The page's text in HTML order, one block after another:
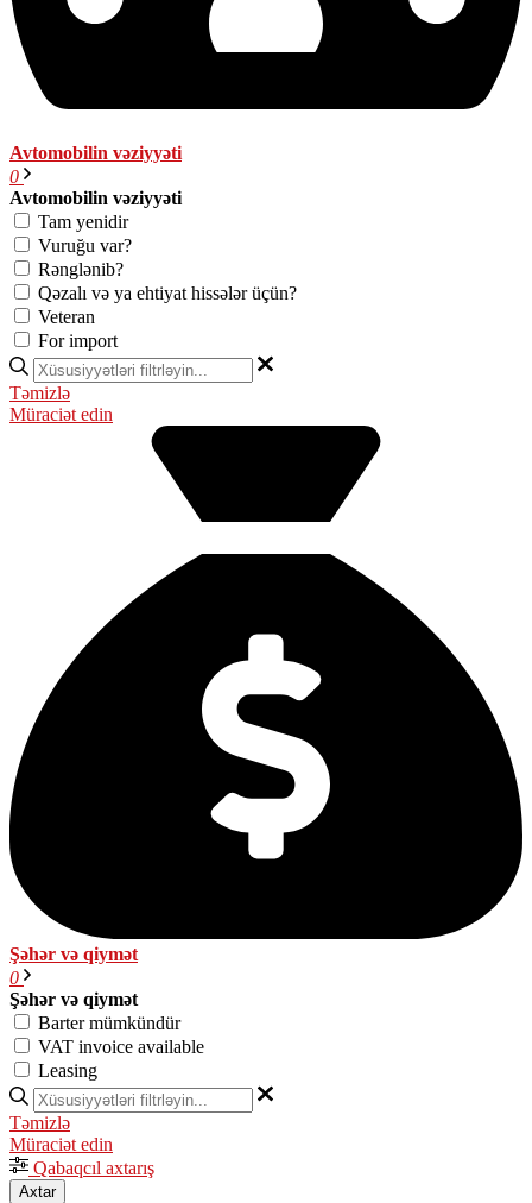
Avtomobilin vəziyyəti
0
Avtomobilin vəziyyəti
Tam yenidir
Vuruğu var?
Rənglənib?
Qəzalı və ya ehtiyat hissələr üçün?
Veteran
For import
Təmizlə
Müraciət edin
Şəhər və qiymət
0
Şəhər və qiymət
Barter mümkündür
VAT invoice available
Leasing
Təmizlə
Müraciət edin
Qabaqcıl axtarış
Axtar